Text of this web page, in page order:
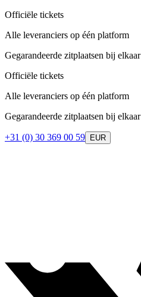
Officiële tickets
Alle leveranciers op één platform
Gegarandeerde zitplaatsen bij elkaar
Officiële tickets
Alle leveranciers op één platform
Gegarandeerde zitplaatsen bij elkaar
+31 (0) 30 369 00 59 EUR